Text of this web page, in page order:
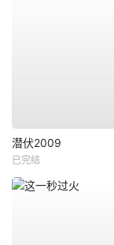
潜伏2009
已完结